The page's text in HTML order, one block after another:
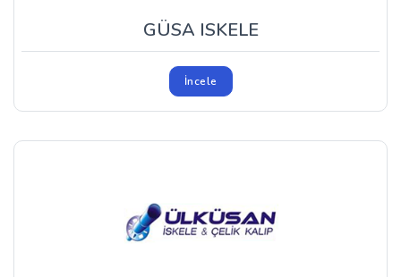
GÜSA ISKELE
İncele